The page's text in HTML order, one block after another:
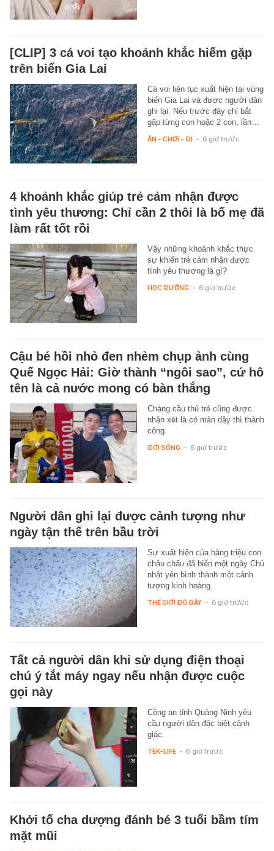
[CLIP] 3 cá voi tạo khoảnh khắc hiếm gặp
trên biển Gia Lai
Cá voi liên tục xuất hiện tại vùng
biển Gia Lai và được người dân
ghi lại. Nếu trước đây chỉ bắt
gặp từng con hoặc 2 con, lần…
ĂN - CHƠI - ĐI - 6 giờ trước
4 khoảnh khắc giúp trẻ cảm nhận được
tình yêu thương: Chỉ cần 2 thôi là bố mẹ đã
làm rất tốt rồi
Vậy những khoảnh khắc thực
sự khiến trẻ cảm nhận được
tình yêu thương là gì?
HỌC ĐƯỜNG - 6 giờ trước
Cậu bé hồi nhỏ đen nhẻm chụp ảnh cùng
Quế Ngọc Hải: Giờ thành “ngôi sao”, cứ hô
tên là cả nước mong có bàn thắng
Chàng cầu thủ trẻ cũng được
nhận xét là có màn dậy thì thành
công.
ĐỜI SỐNG - 6 giờ trước
Người dân ghi lại được cảnh tượng như
ngày tận thế trên bầu trời
Sự xuất hiện của hàng triệu con
châu chấu đã biến một ngày Chủ
nhật yên bình thành một cảnh
tượng kinh hoàng.
THẾ GIỚI ĐÓ ĐÂY - 6 giờ trước
Tất cả người dân khi sử dụng điện thoại
chú ý tắt máy ngay nếu nhận được cuộc
gọi này
Công an tỉnh Quảng Ninh yêu
cầu người dân đặc biệt cảnh
giác.
TEK-LIFE - 6 giờ trước
Khởi tố cha dượng đánh bé 3 tuổi bầm tím
mặt mũi